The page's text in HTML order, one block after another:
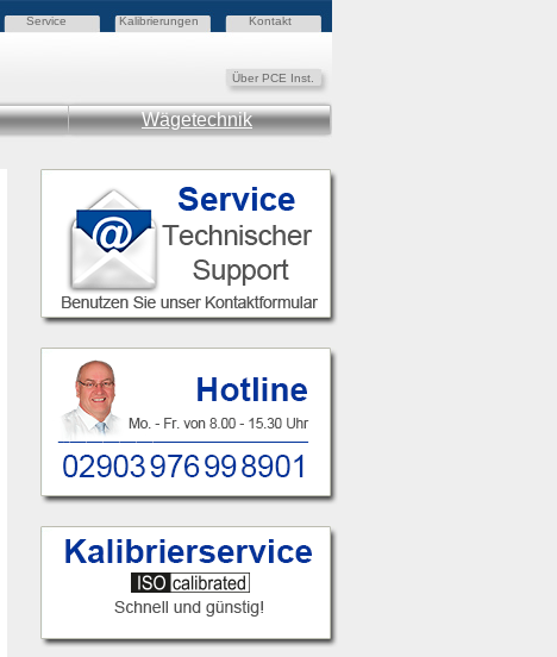
Service Kalibrierungen Kontakt
Über PCE Inst.
Wägetechnik